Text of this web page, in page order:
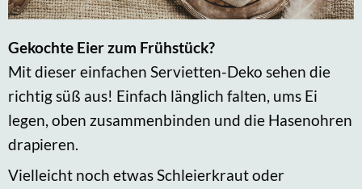
Gekochte Eier zum Frühstück?
Mit dieser einfachen Servietten-Deko sehen die
richtig süß aus! Einfach länglich falten, ums Ei
legen, oben zusammenbinden und die Hasenohren
drapieren.
Vielleicht noch etwas Schleierkraut oder